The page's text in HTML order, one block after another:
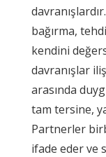
bağırma,
kendini
davranışlar
arasında
tam tersine,
Partnerler
ifade eder ve